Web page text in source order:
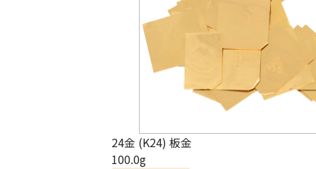
24金 (K24) 板金
100.0g